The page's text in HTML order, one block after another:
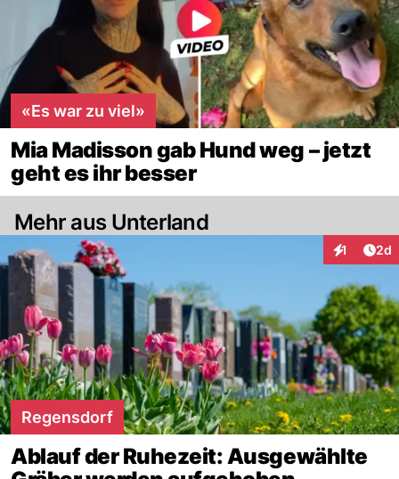
«Es war zu viel»
Mia Madisson gab Hund weg – jetzt
geht es ihr besser
Mehr aus Unterland
1 2d
Regensdorf
Ablauf der Ruhezeit: Ausgewählte